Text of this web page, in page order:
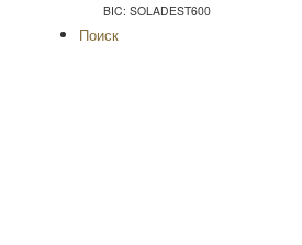
BIC: SOLADEST600
Поиск